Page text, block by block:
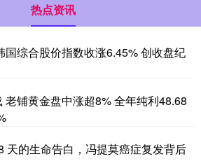
热点资讯
国综合股价指数收涨6.45% 创收盘纪
老铺黄金盘中涨超8% 全年纯利48.68
天的生命告白，冯提莫癌症复发背后